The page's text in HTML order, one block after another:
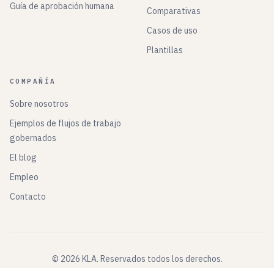
Guía de aprobación humana
Comparativas
Casos de uso
Plantillas
COMPAÑÍA
Sobre nosotros
Ejemplos de flujos de trabajo
gobernados
El blog
Empleo
Contacto
© 2026 KLA. Reservados todos los derechos.